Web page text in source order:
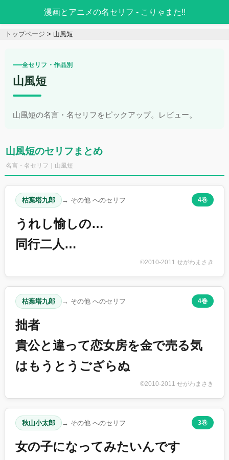
漫画とアニメの名セリフ - こりゃまた!!
トップページ 山風短
全セリフ・作品別
山風短
山風短の名言・名セリフをピックアップ。レビュー。
山風短のセリフまとめ
名言・名セリフ｜山風短
枯葉塔九郎 → その他 へのセリフ 4巻
うれし愉しの…
同行二人…
©2010-2011 せがわまさき
枯葉塔九郎 → その他 へのセリフ 4巻
拙者
貴公と違って恋女房を金で売る気
はもうとうござらぬ
©2010-2011 せがわまさき
秋山小太郎 → その他 へのセリフ 3巻
女の子になってみたいんです